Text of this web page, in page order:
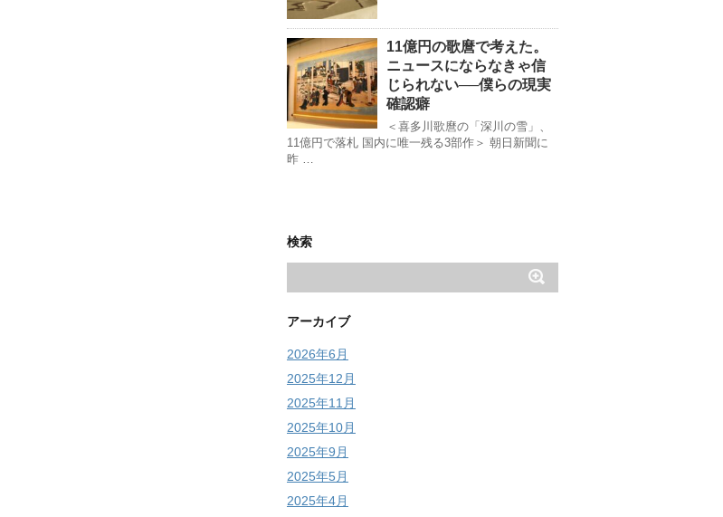
11億円の歌麿で考えた。
ニュースにならなきゃ信
じられない──僕らの現実
確認癖
＜喜多川歌麿の「深川の雪」、
11億円で落札 国内に唯一残る3部作＞ 朝日新聞に
昨 …
検索
アーカイブ
2026年6月
2025年12月
2025年11月
2025年10月
2025年9月
2025年5月
2025年4月